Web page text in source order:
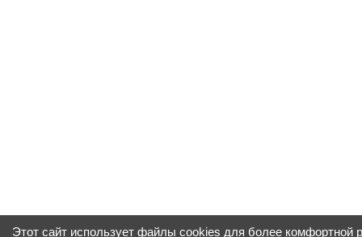
Этот сайт использует файлы cookies для более комфортной